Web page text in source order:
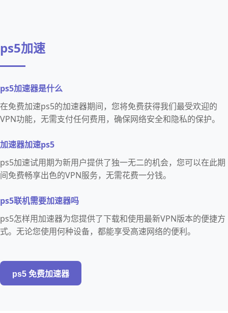
ps5加速
ps5加速器是什么
在免费加速ps5的加速器期间，您将免费获得我们最受欢迎的
VPN功能，无需支付任何费用，确保网络安全和隐私的保护。
加速器加速ps5
ps5加速试用期为新用户提供了独一无二的机会，您可以在此期
间免费畅享出色的VPN服务，无需花费一分钱。
ps5联机需要加速器吗
ps5怎样用加速器为您提供了下载和使用最新VPN版本的便捷方
式。无论您使用何种设备，都能享受高速网络的便利。
ps5 免费加速器